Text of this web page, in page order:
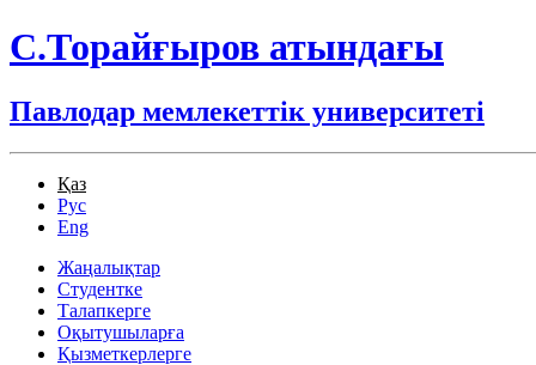
С.Торайғыров атындағы
Павлодар мемлекеттік университеті
Қаз
Рус
Eng
Жаңалықтар
Студентке
Талапкерге
Оқытушыларға
Қызметкерлерге